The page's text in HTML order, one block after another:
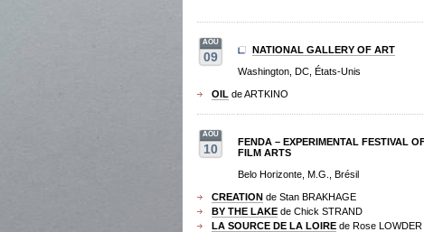
AOU
09
NATIONAL GALLERY OF ART
Washington, DC, États-Unis
OIL de ARTKINO
AOU
10
FENDA – EXPERIMENTAL FESTIVAL
FILM ARTS
Belo Horizonte, M.G., Brésil
CREATION de Stan BRAKHAGE
BY THE LAKE de Chick STRAND
LA SOURCE DE LA LOIRE de Rose LOWDER